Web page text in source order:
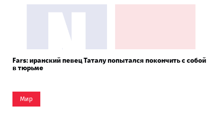
Fars: иранский певец Таталу попытался покончить с собой
в тюрьме
Мир